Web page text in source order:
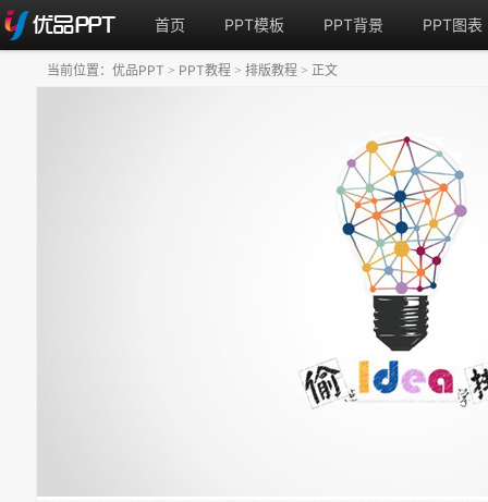
首页 PPT模板 PPT背景 PPT图表
当前位置： 优品PPT > PPT教程 > 排版教程 > 正文